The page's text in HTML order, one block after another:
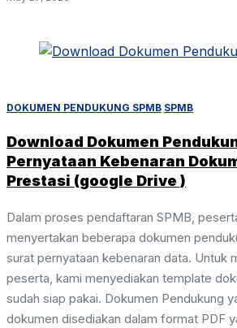
DOKUMEN PENDUKUNG SPMB SPMB
Download Dokumen
Pernyataan Kebenaran
Prestasi (google Drive )
Dalam proses pendaftaran SPMB,
menyertakan beberapa dokumen
surat pernyataan kebenaran data. Untuk
peserta, kami menyediakan template
sudah siap pakai. Dokumen Pendukung
dokumen disediakan dalam format PDF